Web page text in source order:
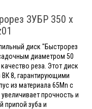
ЗУБР 350 x
диск "Быстрорез
диаметром 50
реза. Этот диск
8, гарантирующими
из материала 65Mn с
прочность и
припой зуба и